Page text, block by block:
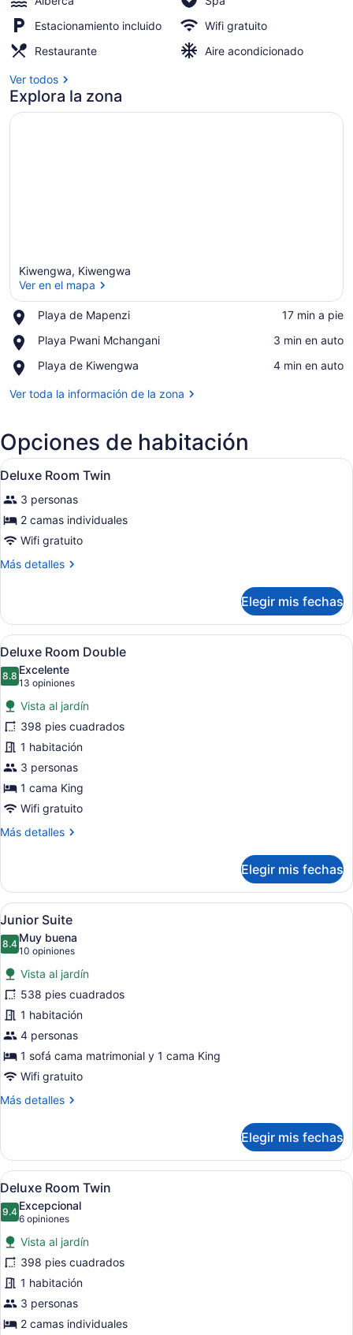
Estacionamiento incluido
Wifi gratuito
Restaurante
Aire acondicionado
Ver todos
Explora la zona
Kiwengwa, Kiwengwa
Ver en el mapa
Playa de Mapenzi
Place,
de
‪17 min a pie‬
Playa Pwani Mchangani
Place,
Pwani
‪3 min en auto‬
Playa de Kiwengwa
Place,
de
‪4 min en auto‬
Ver toda la información de la zona
Opciones de habitación
Abrir
todas
las
fotos
de
Deluxe
Room
Habitación de hotel con dos
4
Deluxe Room Twin
3 personas
2 camas individuales
Wifi gratuito
Más detalles
Más
Room
Twin
Elegir mis fechas
Abrir
todas
las
fotos
de
Deluxe
Room
Double
Una cama con dosel, una silla,
6
Deluxe Room Double
8.88.8 de 10
Excelente
13 opiniones
(13
opiniones)
Vista al jardín
398 pies cuadrados
1 habitación
3 personas
1 cama King
Wifi gratuito
Más detalles
Más
Room
Double
Elegir mis fechas
Abrir
todas
las
fotos
de
Junior
Suite
Un dormitorio con una cama
7
Junior Suite
8.48.4 de 10
Muy buena
10 opiniones
(10
opiniones)
Vista al jardín
538 pies cuadrados
1 habitación
4 personas
1 sofá cama matrimonial y 1 cama King
Wifi gratuito
Más detalles
Más
Suite
Elegir mis fechas
Abrir
todas
las
fotos
de
Deluxe
Room
Twin
Habitación de hotel con cama,
5
Deluxe Room Twin
9.49.4 de 10
Excepcional
6 opiniones
(6
opiniones)
Vista al jardín
398 pies cuadrados
1 habitación
3 personas
2 camas individuales